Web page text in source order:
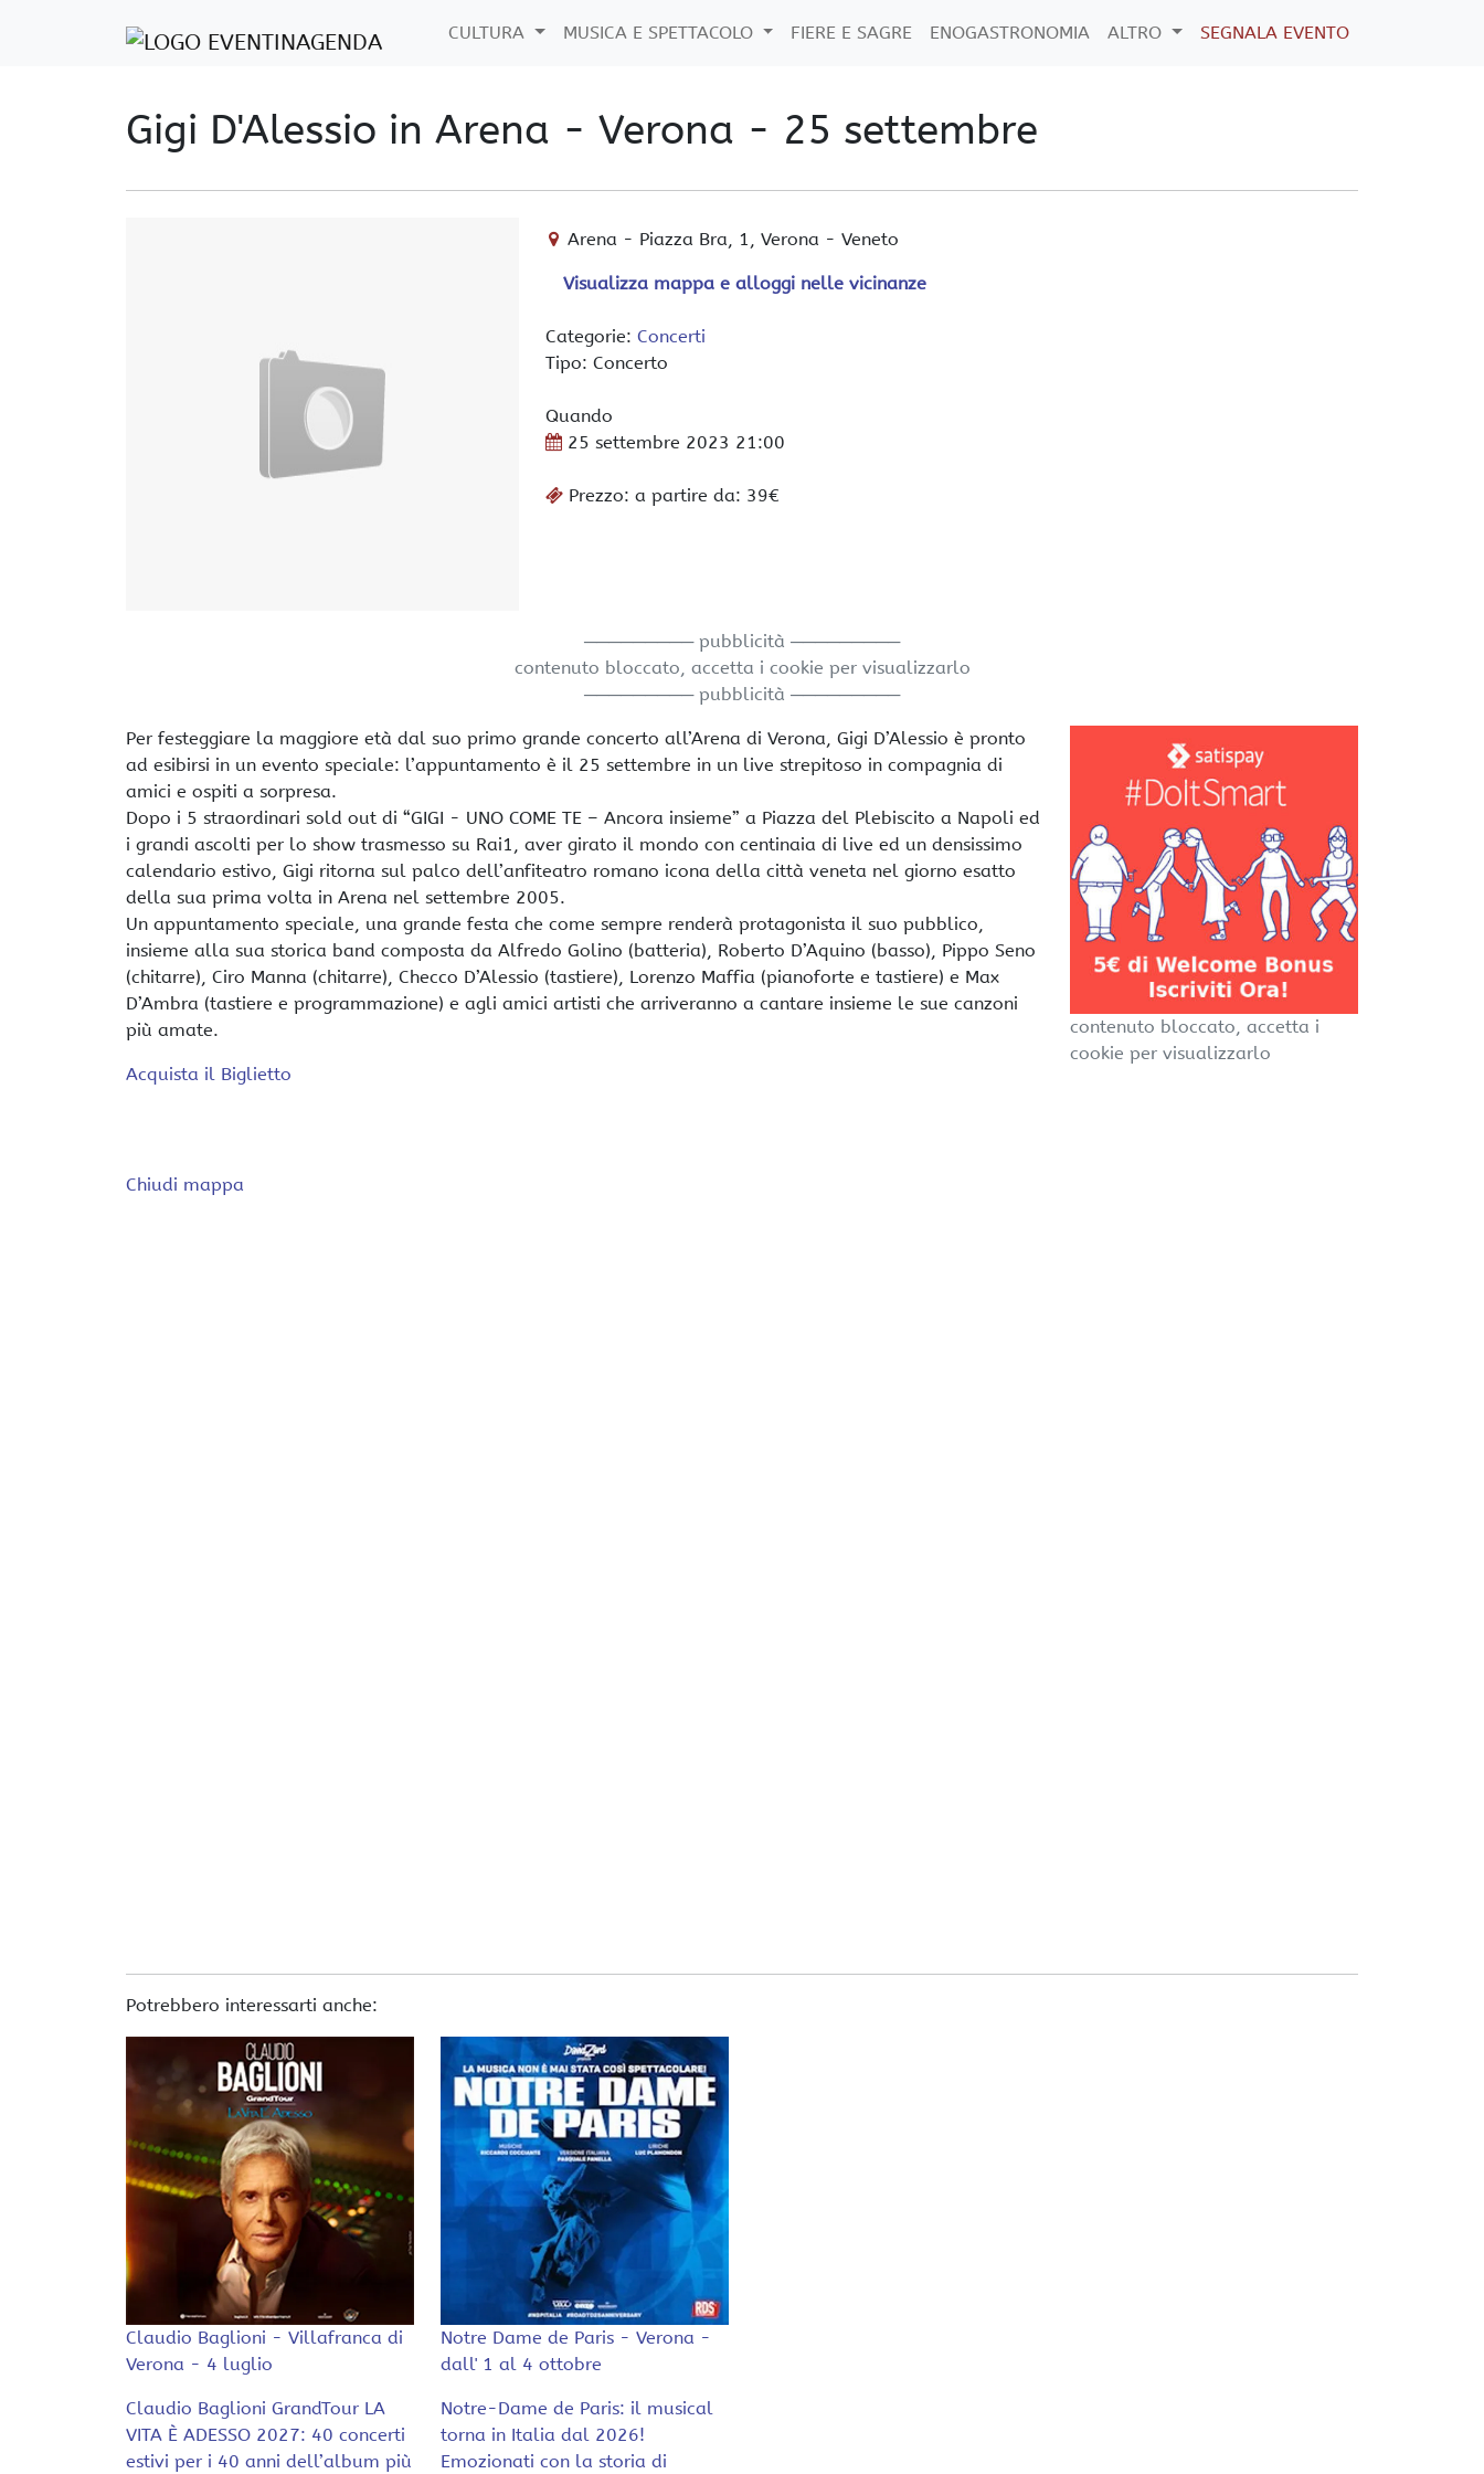
CULTURA MUSICA E SPETTACOLO FIERE E SAGRE ENOGASTRONOMIA ALTRO SEGNALA EVENTO
Gigi D'Alessio in Arena - Verona - 25 settembre
Arena - Piazza Bra, 1,Verona -Veneto
Visualizza mappa e alloggi nelle vicinanze
Categorie: Concerti
Tipo: Concerto
Quando
25 settembre 2023 21:00
Prezzo: a partire da: 39€
───────── pubblicità ─────────
contenuto bloccato, accetta i cookie per visualizzarlo
───────── pubblicità ─────────
Per festeggiare la maggiore età dal suo primo grande concerto all’Arena di Verona, Gigi D’Alessio è pronto
ad esibirsi in un evento speciale: l’appuntamento è il 25 settembre in un live strepitoso in compagnia di
amici e ospiti a sorpresa.
Dopo i 5 straordinari sold out di “GIGI - UNO COME TE – Ancora insieme” a Piazza del Plebiscito a Napoli ed
i grandi ascolti per lo show trasmesso su Rai1, aver girato il mondo con centinaia di live ed un densissimo
calendario estivo, Gigi ritorna sul palco dell’anfiteatro romano icona della città veneta nel giorno esatto
della sua prima volta in Arena nel settembre 2005.
Un appuntamento speciale, una grande festa che come sempre renderà protagonista il suo pubblico,
insieme alla sua storica band composta da Alfredo Golino (batteria), Roberto D’Aquino (basso), Pippo Seno
(chitarre), Ciro Manna (chitarre), Checco D’Alessio (tastiere), Lorenzo Maffia (pianoforte e tastiere) e Max
D’Ambra (tastiere e programmazione) e agli amici artisti che arriveranno a cantare insieme le sue canzoni
più amate.
Acquista il Biglietto
contenuto bloccato, accetta i
cookie per visualizzarlo
Chiudi mappa
Potrebbero interessarti anche:
Claudio Baglioni - Villafranca di
Verona - 4 luglio
Claudio Baglioni GrandTour LA
VITA È ADESSO 2027: 40 concerti
estivi per i 40 anni dell’album più
Notre Dame de Paris - Verona -
dall' 1 al 4 ottobre
Notre-Dame de Paris: il musical
torna in Italia dal 2026!
Emozionati con la storia di